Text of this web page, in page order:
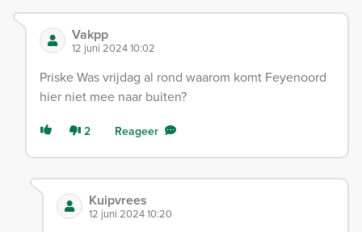
Vakpp
12 juni 2024 10:02
Priske Was vrijdag al rond waarom komt Feyenoord
hier niet mee naar buiten?
2 Reageer
Kuipvrees
12 juni 2024 10:20